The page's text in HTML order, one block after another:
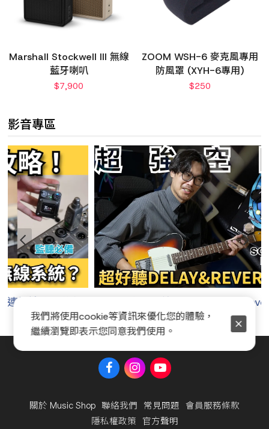
Marshall Stockwell III 無線
藍牙喇叭
$7,900
ZOOM WSH-6 麥克風專用
防風罩 (XYH-6專用)
$250
影音專區
關於 Music Shop 聯絡我們 常見問題 會員服務條款
隱私權政策 官方聲明
我們將使用cookie等資訊來優化您的體驗，
繼續瀏覽即表示您同意我們使用。